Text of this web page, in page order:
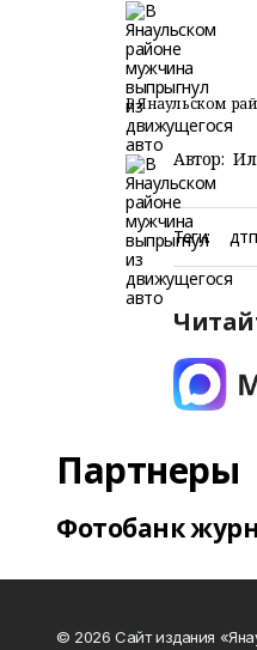
В Янаульском
Автор:
Теги: дтп
Партнеры
Фотобанк
© 2026 Сайт издания